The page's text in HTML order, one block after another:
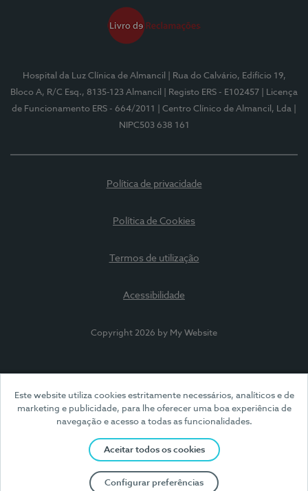
Este website utiliza cookies estritamente necessários, analíticos e de
marketing e publicidade, para lhe oferecer uma boa experiência de
navegação e acesso a todas as funcionalidades.
Aceitar todos os cookies
Configurar preferências
Hospital da Luz Clínica de Almancil
| Rua do Calvário, Edifício 19,
Bloco A, R/C Esq., 8135-123 Almancil
| Registo ERS - E102457
| Licença
de Funcionamento ERS - 664/2011
| Centro Clínico de Almancil, Lda
NIPC503 638 161
Política de privacidade
Política de Cookies
Termos de utilização
Acessibilidade
Copyright 2026 by My Website